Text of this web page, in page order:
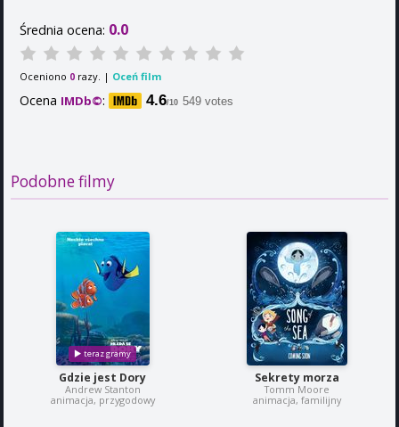
Średnia ocena: 0.0
Oceniono 0 razy. | Oceń film
Ocena IMDb©: 4.6/10 549 votes
Podobne filmy
Gdzie jest Dory
Andrew Stanton
animacja, przygodowy
Sekrety morza
Tomm Moore
animacja, familijny